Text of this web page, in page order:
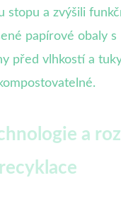
stopu a zvýšili
papírové obaly s
před vlhkostí a
a